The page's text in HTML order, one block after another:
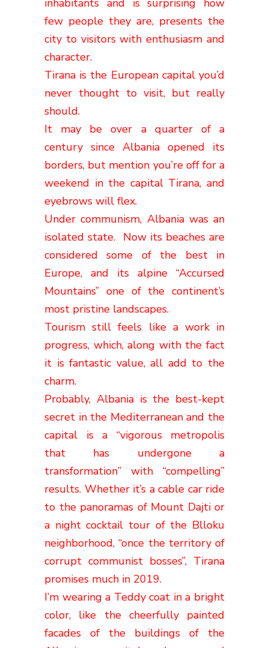
inhabitants and is surprising how
few people they are, presents the
city to visitors with enthusiasm and
character.
Tirana is the European capital you’d
never thought to visit, but really
should.
It may be over a quarter of a
century since Albania opened its
borders, but mention you’re off for a
weekend in the capital Tirana, and
eyebrows will flex.
Under communism, Albania was an
isolated state. Now its beaches are
considered some of the best in
Europe, and its alpine “Accursed
Mountains” one of the continent’s
most pristine landscapes.
Tourism still feels like a work in
progress, which, along with the fact
it is fantastic value, all add to the
charm.
Probably, Albania is the best-kept
secret in the Mediterranean and the
capital is a “vigorous metropolis
that has undergone a
transformation” with “compelling”
results. Whether it’s a cable car ride
to the panoramas of Mount Dajti or
a night cocktail tour of the Blloku
neighborhood, “once the territory of
corrupt communist bosses”, Tirana
promises much in 2019.
I’m wearing a Teddy coat in a bright
color, like the cheerfully painted
facades of the buildings of the